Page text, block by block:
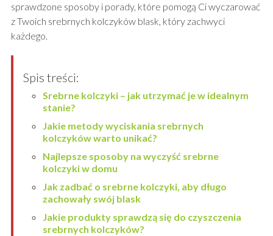
sprawdzone sposoby i porady, które pomogą Ci wyczarować
z Twoich srebrnych kolczyków blask, który zachwyci
każdego.
Spis treści:
Srebrne kolczyki – jak utrzymać je w idealnym
stanie?
Jakie metody wyciskania srebrnych
kolczyków warto unikać?
Najlepsze sposoby na wyczyść srebrne
kolczyki w domu
Jak zadbać o srebrne kolczyki, aby długo
zachowały swój blask
Jakie produkty sprawdzą się do czyszczenia
srebrnych kolczyków?